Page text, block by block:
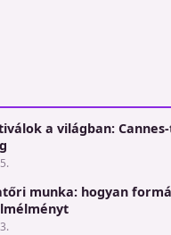
a világban:
munka: hogyan